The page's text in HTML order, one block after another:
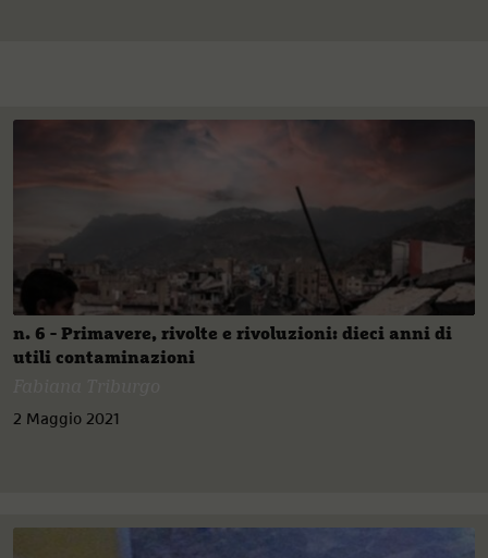
n. 6 - Primavere, rivolte e rivoluzioni: dieci anni di
utili contaminazioni
2 Maggio 2021